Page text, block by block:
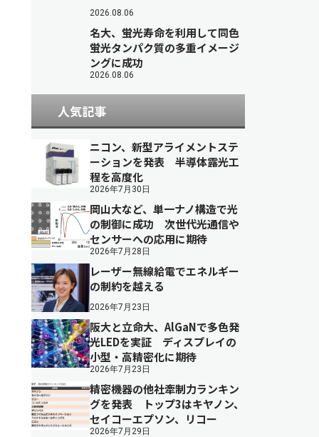
2026.08.06
名大、蛍光寿命を利用して同色
蛍光タンパク質の多重イメージ
ングに成功
2026.08.06
人気記事
ニコン、新型アライメントステ
ーションを発表 半導体露光工
程を高度化
2026年7月30日
岡山大など、単一ナノ構造で光
の制御に成功 次世代光通信や
センサーへの応用に期待
2026年7月28日
レーザー無線給電でエネルギー
の制約を越える
2026年7月23日
阪大と立命大、AlGaNで多色発
光LEDを実証 ディスプレイの
小型・高精密化に期待
2026年7月23日
精密機器の他社牽制力ランキン
グを発表 トップ3はキヤノン、
セイコーエプソン、リコー
2026年7月29日